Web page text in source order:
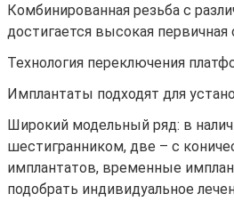
Комбинированная резьба с
достигается высокая
Технология переключения
Имплантаты подходят для
Широкий модельный ряд: в
шестигранником, две – с
имплантатов, временные
подобрать индивидуальное